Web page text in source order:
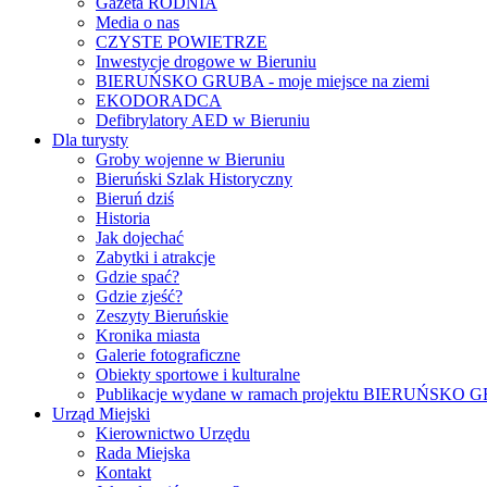
Media o nas
CZYSTE POWIETRZE
Inwestycje drogowe w Bieruniu
BIERUŃSKO GRUBA - moje miejsce na ziemi
EKODORADCA
Defibrylatory AED w Bieruniu
Dla turysty
Groby wojenne w Bieruniu
Bieruński Szlak Historyczny
Bieruń dziś
Historia
Jak dojechać
Zabytki i atrakcje
Gdzie spać?
Gdzie zjeść?
Zeszyty Bieruńskie
Kronika miasta
Galerie fotograficzne
Obiekty sportowe i kulturalne
Publikacje wydane w ramach projektu BIERUŃSKO
Urząd Miejski
Kierownictwo Urzędu
Rada Miejska
Kontakt